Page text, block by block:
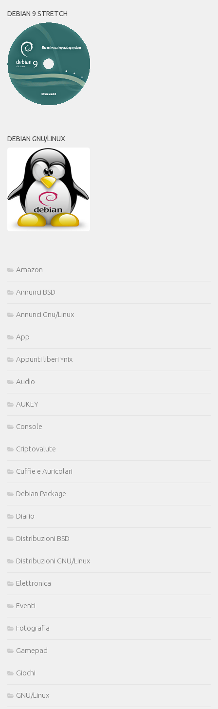
DEBIAN 9 STRETCH
DEBIAN GNU/LINUX
Amazon
Annunci BSD
Annunci Gnu/Linux
App
Appunti liberi *nix
Audio
AUKEY
Console
Criptovalute
Cuffie e Auricolari
Debian Package
Diario
Distribuzioni BSD
Distribuzioni GNU/Linux
Elettronica
Eventi
Fotografia
Gamepad
Giochi
GNU/Linux